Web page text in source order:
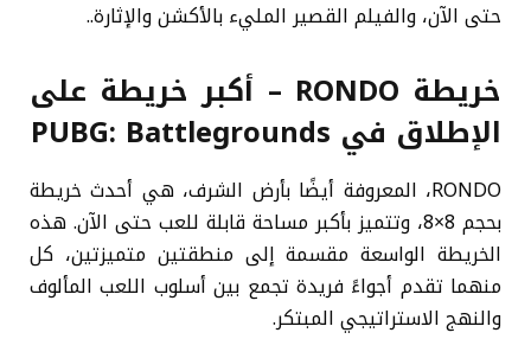
حتى الآن، والفيلم القصير المليء بالأكشن والإثارة..
خريطة RONDO – أكبر خريطة على
الإطلاق في PUBG: Battlegrounds
RONDO، المعروفة أيضًا بأرض الشرف، هي أحدث خريطة
بحجم 8×8، وتتميز بأكبر مساحة قابلة للعب حتى الآن. هذه
الخريطة الواسعة مقسمة إلى منطقتين متميزتين، كل
منهما تقدم أجواءً فريدة تجمع بين أسلوب اللعب المألوف
والنهج الاستراتيجي المبتكر.